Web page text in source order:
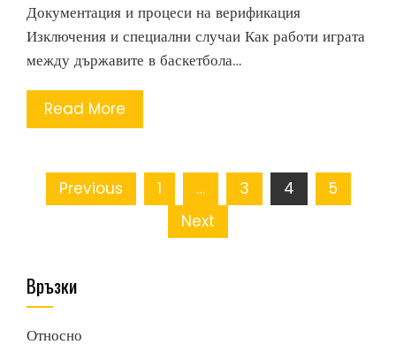
Документация и процеси на верификация
Изключения и специални случаи Как работи играта
между държавите в баскетбола…
Read More
Posts
Previous 1 … 3 4
5
Next
Връзки
Относно